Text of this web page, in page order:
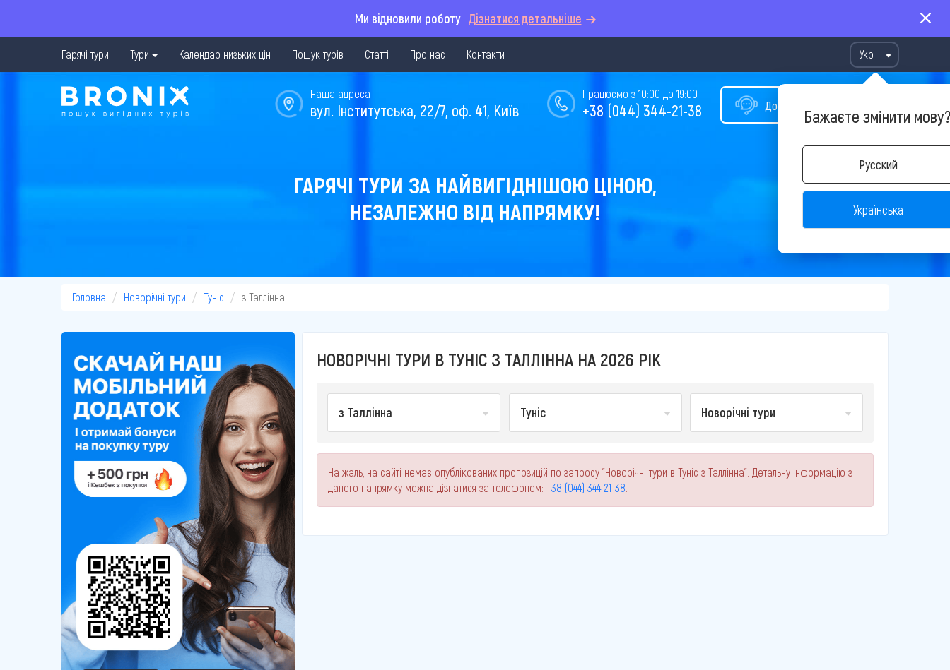
Ми відновили роботу Дізнатися детальніше
Гарячі тури Тури Календар низьких цін Пошук турів Статті Про нас Контакти Укр
Бажаєте змінити
Русский
Українська
Допомога у виборі туру
Працюємо з 10:00 до 19:00
+38 (044) 344-21-38
Наша адреса
вул. Інститутська, 22/7, оф. 41, Київ
ГАРЯЧІ ТУРИ ЗА НАЙВИГІДНІШОЮ ЦІНОЮ,
НЕЗАЛЕЖНО ВІД НАПРЯМКУ!
Головна Новорічні тури Туніс з Таллінна
НОВОРІЧНІ ТУРИ В ТУНІС З ТАЛЛІННА НА 2026 РІК
з Таллінна Туніс Новорічні тури
На жаль, на сайті немає опублікованих пропозицій по запросу "Новорічні тури в Туніс з Таллінна". Детальну інформацію з
даного напрямку можна дізнатися за телефоном: +38 (044) 344-21-38